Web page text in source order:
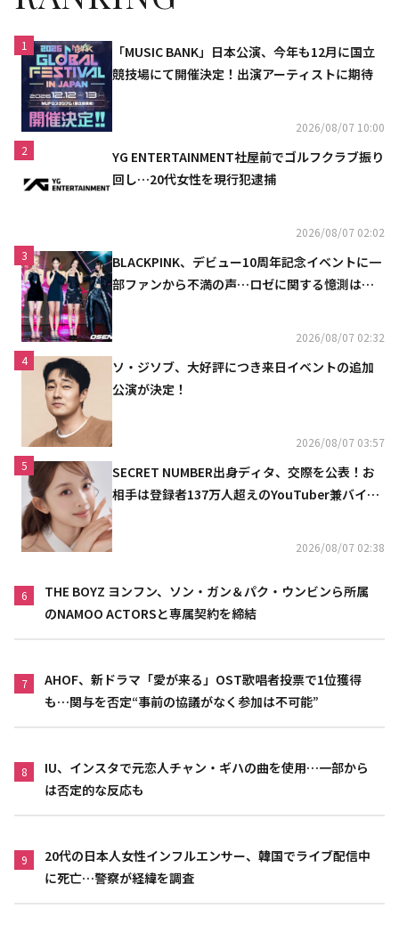
1
「MUSIC BANK」日本公演、今年も12月に国立
競技場にて開催決定！出演アーティストに期待
2026/08/07 10:00
2
YG ENTERTAINMENT社屋前でゴルフクラブ振り
回し…20代女性を現行犯逮捕
2026/08/07 02:02
3
BLACKPINK、デビュー10周年記念イベントに一
部ファンから不満の声…ロゼに関する憶測は否
2026/08/07 02:32
4
ソ・ジソブ、大好評につき来日イベントの追加
公演が決定！
2026/08/07 03:57
5
SECRET NUMBER出身ディタ、交際を公表！お
相手は登録者137万人超えのYouTuber兼バイオ
2026/08/07 02:38
6
THE BOYZ ヨンフン、ソン・ガン＆パク・ウンビンら所属
のNAMOO ACTORSと専属契約を締結
7
AHOF、新ドラマ「愛が来る」OST歌唱者投票で1位獲得
も…関与を否定“事前の協議がなく参加は不可能”
8
IU、インスタで元恋人チャン・ギハの曲を使用…一部から
は否定的な反応も
9
20代の日本人女性インフルエンサー、韓国でライブ配信中
に死亡…警察が経緯を調査